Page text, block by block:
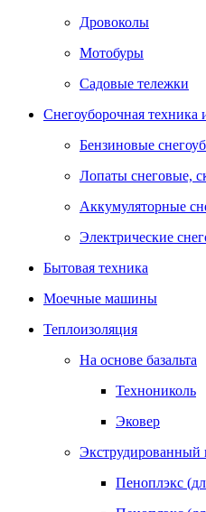
Дровоколы
Мотобуры
Садовые тележки
Снегоуборочная техника
Бензиновые
Лопаты снеговые,
Аккумуляторные
Электрические
Бытовая техника
Моечные машины
Теплоизоляция
На основе базальта
Технониколь
Эковер
Экструдированный
Пеноплэкс